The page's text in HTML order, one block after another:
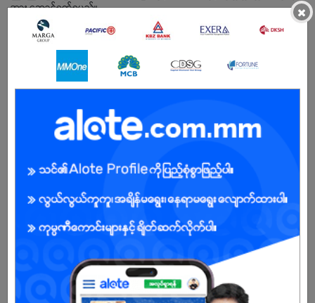
အား ဆောင်ရွက်ရမည်။
လိုအပ်သောအရည်အချင်း
. စီမံကိန်း၏ နေ့စဉ်လုပ်ဆောင်မှုများနှင့်လုပ်ငန်းအစီအစဉ်ကိုစီမံခန့်ခွဲ
ကြီးကြပ်နိုင်ရမည်။
. ဆိုဒ်တွင် အသုံးပြုမည့် ပစ္စည်းများအား အသေးစိတ်တွက်ချက်နိုင်ရမည်။
. ကြိုတင်၍ တစ်ပတ်စာ planning ကို ရုံးနဲ့ညှိ့နှိုင်းတိုင်ပင်ရမည်။
. လက်ရာသေသပ်ကောင်းမွန်အောင် ကြီးကြပ်နိုင်သူ ဖြစ်ရမယ်
. Under Construction မှာ Labour နဲ့ contractorsများ အုပ်ချုပ်နိုင်ရမည်။
အကျိုးအမြတ်
×